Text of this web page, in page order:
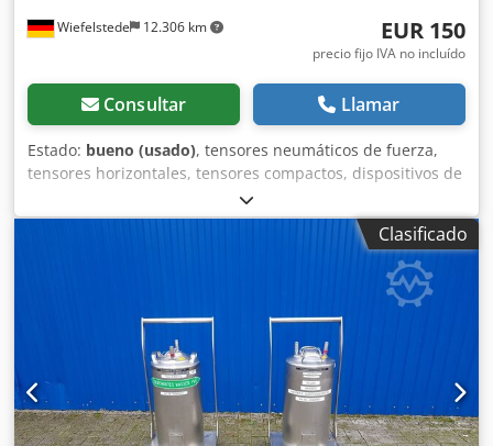
Wiefelstede 12.306 km EUR 150
precio fijo IVA no incluído
Consultar Llamar
Estado: bueno (usado), tensores neumáticos de fuerza,
tensores horizontales, tensores compactos, dispositivos de
sujeción, tensores neumáticos de fuerza -Tipo: 82L32-
143C8H0 Dsdpjb A H E Iefx Alajkr -Cantidad: 4 unidades
disponibles -Precio: por unidad -Peso: 2,1 kg/unidadClasificado